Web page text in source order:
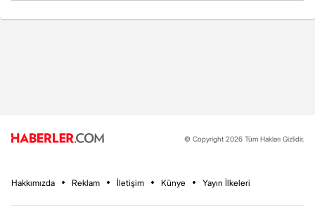
© Copyright 2026 Tüm Hakları Gizlidir.
Hakkımızda Reklam İletişim Künye Yayın İlkeleri